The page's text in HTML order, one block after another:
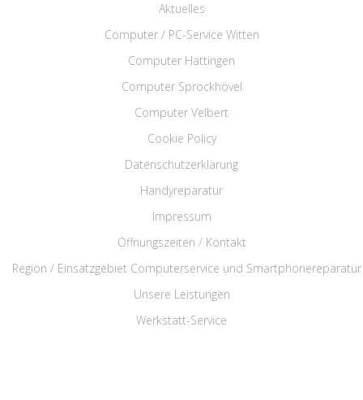
Aktuelles
Computer / PC-Service Witten
Computer Hattingen
Computer Sprockhövel
Computer Velbert
Cookie Policy
Datenschutzerklärung
Handyreparatur
Impressum
Öffnungszeiten / Kontakt
Region / Einsatzgebiet Computerservice und Smartphonereparatur
Unsere Leistungen
Werkstatt-Service